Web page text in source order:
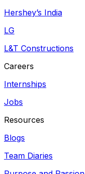
Hershey’s India
LG
L&T Constructions
Careers
Internships
Jobs
Resources
Blogs
Team Diaries